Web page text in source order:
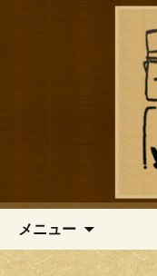
鎌倉の創
鎌倉の創作
メニュー